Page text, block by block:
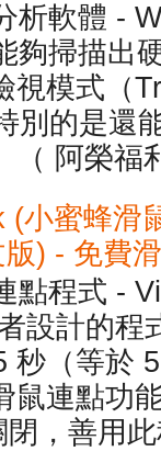
析軟體 -
夠掃描出
視模式（
別的是還
（ 阿榮福
(小蜜蜂滑
) - 免費
點程式 -
設計的程
秒（等於
鼠連點功
，善用